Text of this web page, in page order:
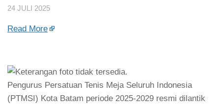
24 JULI 2025
Read More
Pengurus Persatuan Tenis Meja Seluruh Indonesia
(PTMSI) Kota Batam periode 2025-2029 resmi dilantik